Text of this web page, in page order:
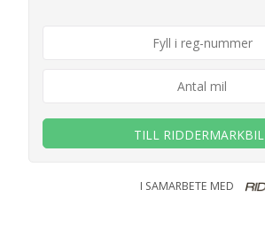
TILL RIDDERMARKBIL
I SAMARBETE MED